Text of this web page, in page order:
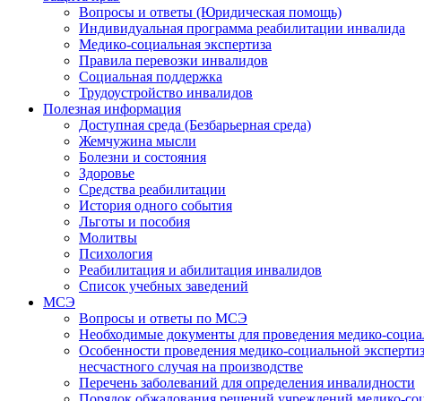
Вопросы и ответы (Юридическая помощь)
Индивидуальная программа реабилитации инвалида
Медико-социальная экспертиза
Правила перевозки инвалидов
Социальная поддержка
Трудоустройство инвалидов
Полезная информация
Доступная среда (Безбарьерная среда)
Жемчужина мысли
Болезни и состояния
Здоровье
Средства реабилитации
История одного события
Льготы и пособия
Молитвы
Психология
Реабилитация и абилитация инвалидов
Список учебных заведений
МСЭ
Вопросы и ответы по МСЭ
Необходимые документы для проведения медико-
Особенности проведения медико-социальной
несчастного случая на производстве
Перечень заболеваний для определения инвалидности